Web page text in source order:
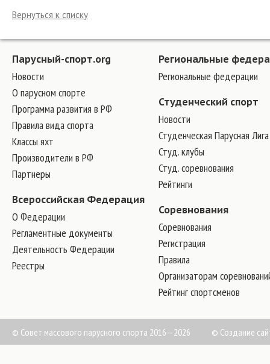
Вернуться к списку
Парусный-спорт.org
Новости
О парусном спорте
Программа развития в РФ
Правила вида спорта
Классы яхт
Производители в РФ
Партнеры
Всероссийская Федерация
О Федерации
Регламентные документы
Деятельность Федерации
Реестры
Региональные
Региональные федерации
Студенческий спорт
Новости
Студенческая Парусная Лига
Студ. клубы
Студ. соревнования
Рейтинги
Соревнования
Соревнования
Регистрация
Правила
Организаторам
Рейтинг спортсменов
© Совет массового парусного спорта 2016—2026 © Создание